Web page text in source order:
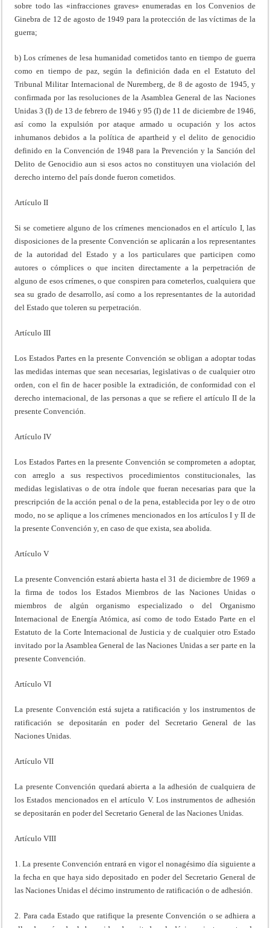
sobre todo las «infracciones graves» enumeradas en los Convenios de
Ginebra de 12 de agosto de 1949 para la protección de las víctimas de la
guerra;
b) Los crímenes de lesa humanidad cometidos tanto en tiempo de guerra
como en tiempo de paz, según la definición dada en el Estatuto del
Tribunal Militar Internacional de Nuremberg, de 8 de agosto de 1945, y
confirmada por las resoluciones de la Asamblea General de las Naciones
Unidas 3 (I) de 13 de febrero de 1946 y 95 (I) de 11 de diciembre de 1946,
así como la expulsión por ataque armado u ocupación y los actos
inhumanos debidos a la política de apartheid y el delito de genocidio
definido en la Convención de 1948 para la Prevención y la Sanción del
Delito de Genocidio aun si esos actos no constituyen una violación del
derecho interno del país donde fueron cometidos.
Artículo II
Si se cometiere alguno de los crímenes mencionados en el artículo I, las
disposiciones de la presente Convención se aplicarán a los representantes
de la autoridad del Estado y a los particulares que participen como
autores o cómplices o que inciten directamente a la perpetración de
alguno de esos crímenes, o que conspiren para cometerlos, cualquiera que
sea su grado de desarrollo, así como a los representantes de la autoridad
del Estado que toleren su perpetración.
Artículo III
Los Estados Partes en la presente Convención se obligan a adoptar todas
las medidas internas que sean necesarias, legislativas o de cualquier otro
orden, con el fin de hacer posible la extradición, de conformidad con el
derecho internacional, de las personas a que se refiere el artículo II de la
presente Convención.
Artículo IV
Los Estados Partes en la presente Convención se comprometen a adoptar,
con arreglo a sus respectivos procedimientos constitucionales, las
medidas legislativas o de otra índole que fueran necesarias para que la
prescripción de la acción penal o de la pena, establecida por ley o de otro
modo, no se aplique a los crímenes mencionados en los artículos I y II de
la presente Convención y, en caso de que exista, sea abolida.
Artículo V
La presente Convención estará abierta hasta el 31 de diciembre de 1969 a
la firma de todos los Estados Miembros de las Naciones Unidas o
miembros de algún organismo especializado o del Organismo
Internacional de Energía Atómica, así como de todo Estado Parte en el
Estatuto de la Corte Internacional de Justicia y de cualquier otro Estado
invitado por la Asamblea General de las Naciones Unidas a ser parte en la
presente Convención.
Artículo VI
La presente Convención está sujeta a ratificación y los instrumentos de
ratificación se depositarán en poder del Secretario General de las
Naciones Unidas.
Artículo VII
La presente Convención quedará abierta a la adhesión de cualquiera de
los Estados mencionados en el artículo V. Los instrumentos de adhesión
se depositarán en poder del Secretario General de las Naciones Unidas.
Artículo VIII
1. La presente Convención entrará en vigor el nonagésimo día siguiente a
la fecha en que haya sido depositado en poder del Secretario General de
las Naciones Unidas el décimo instrumento de ratificación o de adhesión.
2. Para cada Estado que ratifique la presente Convención o se adhiera a